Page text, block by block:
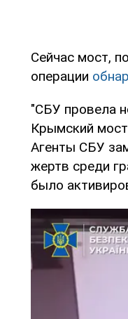
Сейчас мост,
операции
"СБУ провела
Крымский
Агенты СБУ
жертв среди
было